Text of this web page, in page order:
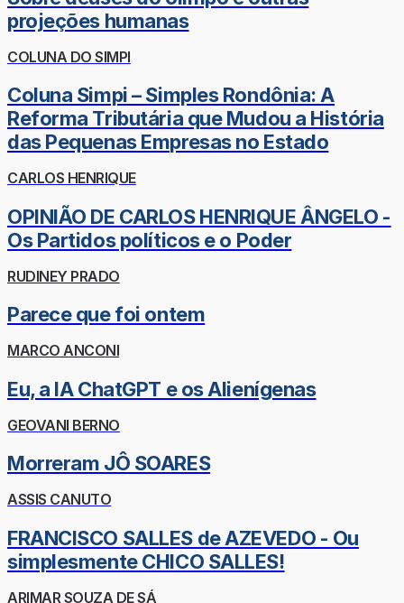
projeções humanas
COLUNA DO SIMPI
Coluna Simpi – Simples Rondônia: A
Reforma Tributária que Mudou a História
das Pequenas Empresas no Estado
CARLOS HENRIQUE
OPINIÃO DE CARLOS HENRIQUE ÂNGELO -
Os Partidos políticos e o Poder
RUDINEY PRADO
Parece que foi ontem
MARCO ANCONI
Eu, a IA ChatGPT e os Alienígenas
GEOVANI BERNO
Morreram JÔ SOARES
ASSIS CANUTO
FRANCISCO SALLES de AZEVEDO - Ou
simplesmente CHICO SALLES!
ARIMAR SOUZA DE SÁ